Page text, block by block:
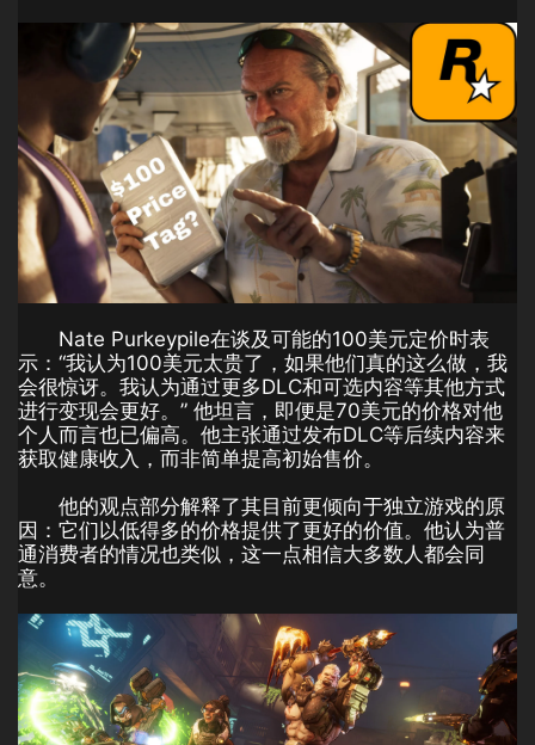
Nate Purkeypile在谈及可能的100美元定价时表
示：“我认为100美元太贵了，如果他们真的这么做，我
会很惊讶。我认为通过更多DLC和可选内容等其他方式
进行变现会更好。” 他坦言，即便是70美元的价格对他
个人而言也已偏高。他主张通过发布DLC等后续内容来
获取健康收入，而非简单提高初始售价。
他的观点部分解释了其目前更倾向于独立游戏的原
因：它们以低得多的价格提供了更好的价值。他认为普
通消费者的情况也类似，这一点相信大多数人都会同
意。